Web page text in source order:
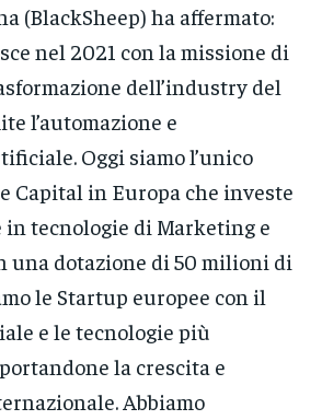
(BlackSheep) ha affermato:
nel 2021 con la missione di
dell’industry del
l’automazione e
Oggi siamo l’unico
Capital in Europa che investe
tecnologie di Marketing e
una dotazione di 50 milioni di
le Startup europee con il
e le tecnologie più
la crescita e
Abbiamo